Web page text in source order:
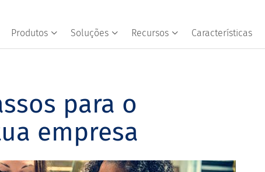
Produtos Soluções Recursos Características
para o
empresa